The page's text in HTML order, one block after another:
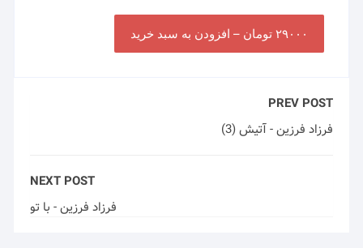
۲۹۰۰۰ تومان – افزودن به سبد خرید
PREV POST
فرزاد فرزین - آتیش (3)
NEXT POST
فرزاد فرزین - با تو